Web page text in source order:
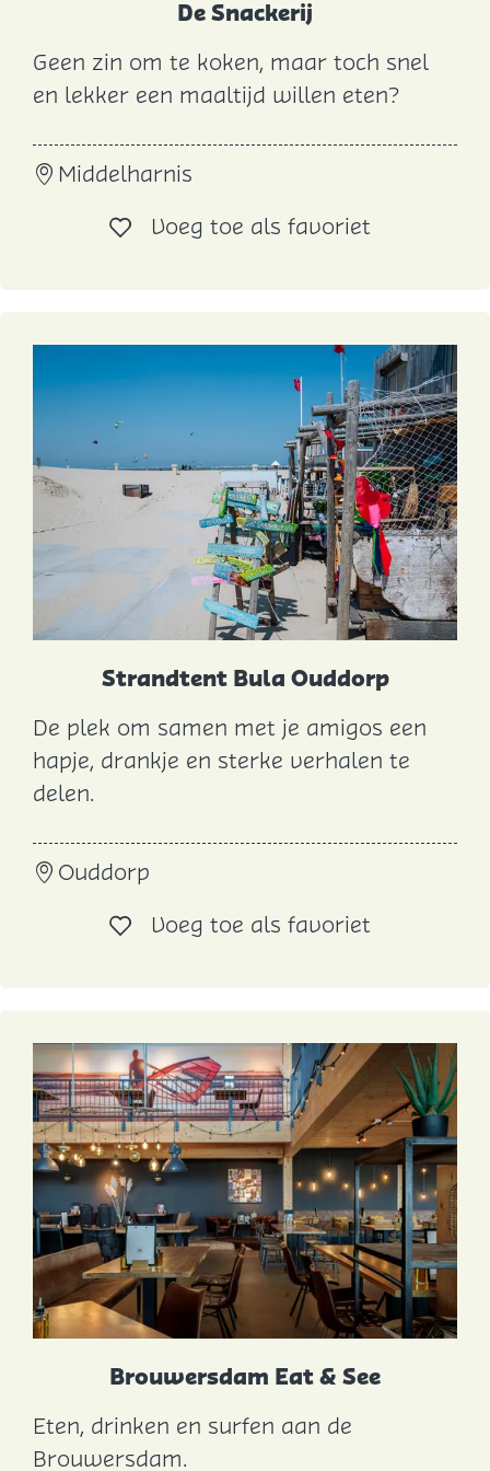
De Snackerij
D
e
S
n
r
j
Geen zin om te koken, maar toch snel
en lekker een maaltijd willen eten?
Middelharnis
Voeg toe als favoriet
Strandtent Bula Ouddorp
S
t
r
a
n
t
B
u
l
a
O
u
d
d
o
De plek om samen met je amigos een
hapje, drankje en sterke verhalen te
delen.
Ouddorp
Voeg toe als favoriet
Brouwersdam Eat & See
B
Eten, drinken en surfen aan de
Brouwersdam.